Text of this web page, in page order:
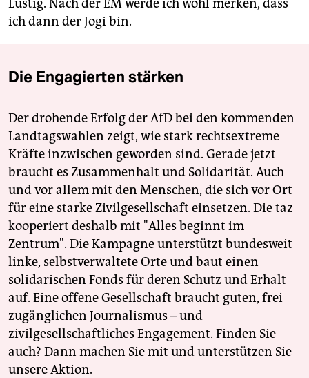
Lustig. Nach der EM werde ich wohl merken, dass
ich dann der Jogi bin.
Die Engagierten stärken
Der drohende Erfolg der AfD bei den kommenden
Landtagswahlen zeigt, wie stark rechtsextreme
Kräfte inzwischen geworden sind. Gerade jetzt
braucht es Zusammenhalt und Solidarität. Auch
und vor allem mit den Menschen, die sich vor Ort
für eine starke Zivilgesellschaft einsetzen. Die taz
kooperiert deshalb mit "Alles beginnt im
Zentrum". Die Kampagne unterstützt bundesweit
linke, selbstverwaltete Orte und baut einen
solidarischen Fonds für deren Schutz und Erhalt
auf. Eine offene Gesellschaft braucht guten, frei
zugänglichen Journalismus – und
zivilgesellschaftliches Engagement. Finden Sie
auch? Dann machen Sie mit und unterstützen Sie
unsere Aktion.